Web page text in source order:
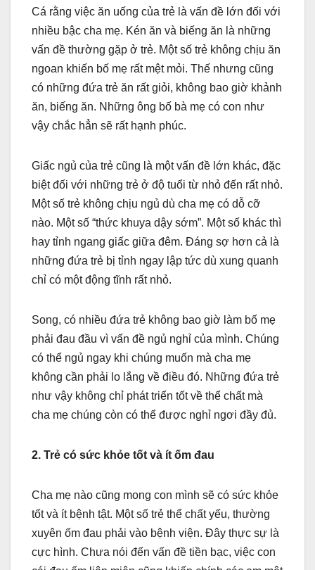
Cá rằng việc ăn uống của trẻ là vấn đề lớn đối với
nhiều bậc cha mẹ. Kén ăn và biếng ăn là những
vấn đề thường gặp ở trẻ. Một số trẻ không chịu ăn
ngoan khiến bố mẹ rất mệt mỏi. Thế nhưng cũng
có những đứa trẻ ăn rất giỏi, không bao giờ khảnh
ăn, biếng ăn. Những ông bố bà mẹ có con như
vậy chắc hẳn sẽ rất hạnh phúc.
Giấc ngủ của trẻ cũng là một vấn đề lớn khác, đặc
biệt đối với những trẻ ở độ tuổi từ nhỏ đến rất nhỏ.
Một số trẻ không chịu ngủ dù cha mẹ có dỗ cỡ
nào. Một số “thức khuya dậy sớm”. Một số khác thì
hay tỉnh ngang giấc giữa đêm. Đáng sợ hơn cả là
những đứa trẻ bị tỉnh ngay lập tức dù xung quanh
chỉ có một động tĩnh rất nhỏ.
Song, có nhiều đứa trẻ không bao giờ làm bố mẹ
phải đau đầu vì vấn đề ngủ nghỉ của mình. Chúng
có thể ngủ ngay khi chúng muốn mà cha mẹ
không cần phải lo lắng về điều đó. Những đứa trẻ
như vậy không chỉ phát triển tốt về thể chất mà
cha mẹ chúng còn có thể được nghỉ ngơi đầy đủ.
2. Trẻ có sức khỏe tốt và ít ốm đau
Cha mẹ nào cũng mong con mình sẽ có sức khỏe
tốt và ít bệnh tật. Một số trẻ thể chất yếu, thường
xuyên ốm đau phải vào bệnh viện. Đây thực sự là
cực hình. Chưa nói đến vấn đề tiền bạc, việc con